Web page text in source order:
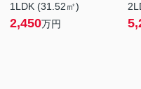
1LDK (31.52㎡)
2,450万円